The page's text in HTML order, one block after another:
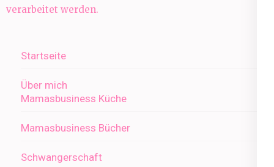
verarbeitet werden.
Startseite
Über mich
Mamasbusiness Küche
Mamasbusiness Bücher
Schwangerschaft